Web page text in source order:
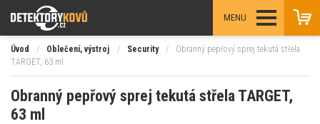
MENU
Úvod / Oblečení, výstroj / Security /
Obranný pepřový sprej tekutá střela
TARGET, 63 ml
Obranný pepřový sprej tekutá střela TARGET,
63 ml